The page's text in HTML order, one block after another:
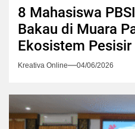
8 Mahasiswa
Bakau di Muara
Ekosistem Pesisir
Kreativa Online 04/06/2026